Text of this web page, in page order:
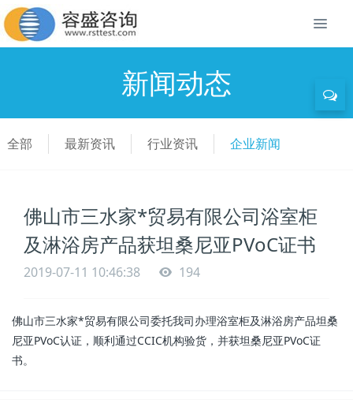
新闻动态
全部 最新资讯 行业资讯 企业新闻
佛山市三水家*贸易有限公司浴室柜
及淋浴房产品获坦桑尼亚PVoC证书
2019-07-11 10:46:38 194
佛山市三水家*贸易有限公司委托我司办理浴室柜及淋浴房产品坦桑
尼亚PVoC认证，顺利通过CCIC机构验货，并获坦桑尼亚PVoC证
书。